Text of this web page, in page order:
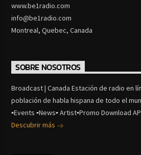
www.be1radio.com
info@be1radio.com
Montreal, Quebec, Canada
SOBRE NOSOTROS
Broadcast | Canada Estación de radio en
población de habla hispana de todo el
▪Events ▪News▪ Artist▪Promo Download
Descubrir más